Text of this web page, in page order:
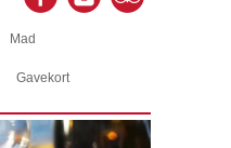
Mad
Gavekort